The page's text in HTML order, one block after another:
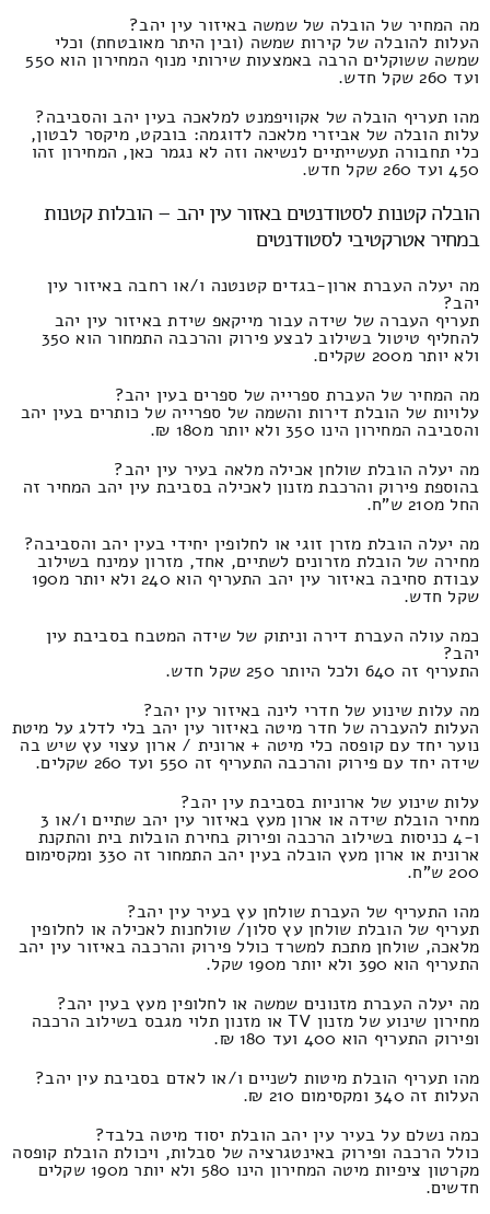
מה המחיר של הובלה של שמשה באיזור עין יהב?
העלות להובלה של קירות שמשה (ובין היתר מאובטחת) וכלי
שמשה ששוקלים הרבה באמצעות שירותי מנוף המחירון הוא 550
ועד 260 שקל חדש.
מהו תעריף הובלה של אקוויפמנט למלאכה בעין יהב והסביבה?
עלות הובלה של אביזרי מלאכה לדוגמה: בובקט, מיקסר לבטון,
כלי תחבורה תעשייתיים לנשיאה וזה לא נגמר כאן, המחירון זהו
450 ועד 260 שקל חדש.
הובלה קטנות לסטודנטים באזור עין יהב – הובלות קטנות
במחיר אטרקטיבי לסטודנטים
מה יעלה העברת ארון-בגדים קטנטנה ו/או רחבה באיזור עין
יהב?
תעריף העברה של שידה עבור מייקאפ שידת באיזור עין יהב
להחליף טיטול בשילוב לבצע פירוק והרכבה התמחור הוא 350
ולא יותר מ200 שקלים.
מה המחיר של העברת ספרייה של ספרים בעין יהב?
עלויות של הובלת דירות והשמה של ספרייה של כותרים בעין יהב
והסביבה המחירון הינו 350 ולא יותר מ180 ₪.
מה יעלה הובלת שולחן אכילה מלאה בעיר עין יהב?
בהוספת פירוק והרכבת מזנון לאכילה בסביבת עין יהב המחיר זה
החל מ210 ש"ח.
מה יעלה הובלת מזרן זוגי או לחלופין יחידי בעין יהב והסביבה?
מחירה של הובלת מזרונים לשתיים, אחד, מזרון עמינח בשילוב
עבודת סחיבה באיזור עין יהב התעריף הוא 240 ולא יותר מ190
שקל חדש.
כמה עולה העברת דירה וניתוק של שידה המטבח בסביבת עין
יהב?
התעריף זה 640 ולכל היותר 250 שקל חדש.
מה עלות שינוע של חדרי לינה באיזור עין יהב?
העלות להעברה של חדר מיטה באיזור עין יהב בלי לדלג על מיטת
נוער יחד עם קופסה כלי מיטה + ארונית / ארון עצוי עץ שיש בה
שידה יחד עם פירוק והרכבה התעריף זה 550 ועד 260 שקלים.
עלות שינוע של ארוניות בסביבת עין יהב?
מחיר הובלת שידה או ארון מעץ באיזור עין יהב שתיים ו/או 3
ו-4 כניסות בשילוב הרכבה ופירוק בחירת הובלות בית והתקנת
ארונית או ארון מעץ הובלה בעין יהב התמחור זה 330 ומקסימום
200 ש"ח.
מהו התעריף של העברת שולחן עץ בעיר עין יהב?
תעריף של הובלת שולחן עץ סלון/ שולחנות לאכילה או לחלופין
מלאכה, שולחן מתכת למשרד כולל פירוק והרכבה באיזור עין יהב
התעריף הוא 390 ולא יותר מ190 שקל.
מה יעלה העברת מזנונים שמשה או לחלופין מעץ בעין יהב?
מחירון שינוע של מזנון TV או מזנון תלוי מגבס בשילוב הרכבה
ופירוק התעריף הוא 400 ועד 180 ₪.
מהו תעריף הובלת מיטות לשניים ו/או לאדם בסביבת עין יהב?
העלות זה 340 ומקסימום 210 ₪.
כמה נשלם על בעיר עין יהב הובלת יסוד מיטה בלבד?
כולל הרכבה ופירוק באינטגרציה של סבלות, ויכולת הובלת קופסה
מקרטון ציפיות מיטה המחירון הינו 580 ולא יותר מ190 שקלים
חדשים.